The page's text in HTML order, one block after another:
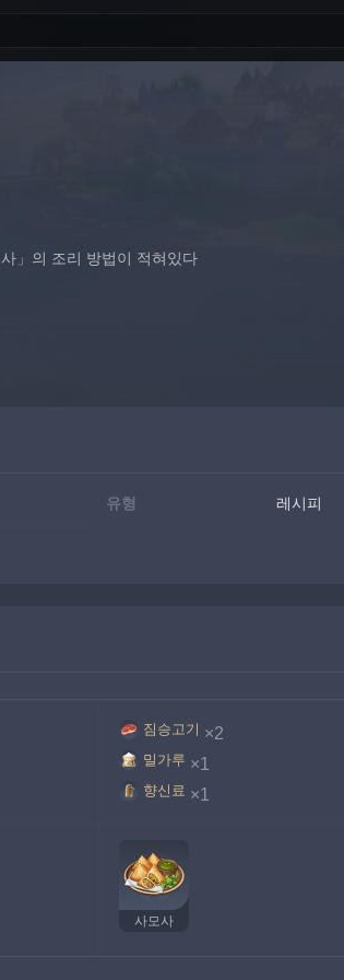
」의 조리 방법이 적혀있다
유형 레시피
짐승고기 ×2
밀가루 ×1
향신료 ×1
사모사